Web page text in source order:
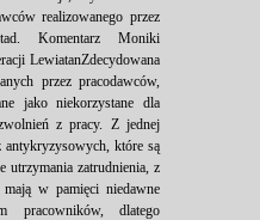
realizowanego przez
Komentarz Moniki
LewiatanZdecydowana
przez pracodawców,
jako niekorzystane dla
z pracy. Z jednej
które są
utrzymania zatrudnienia, z
w pamięci niedawne
pracowników, dlatego